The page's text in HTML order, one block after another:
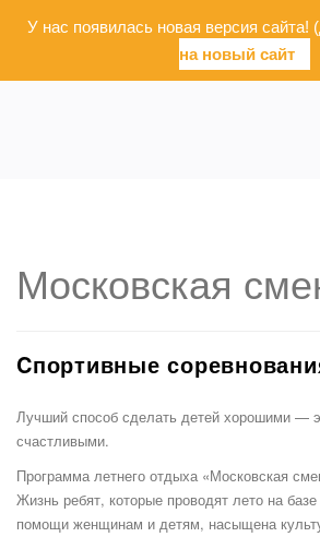
У нас появилась новая версия
на новый сайт
Московская
Cпортивные
Лучший способ сделать детей хорошими —
счастливыми.
Программа летнего отдыха «Московская
Жизнь ребят, которые проводят лето на базе
помощи женщинам и детям, насыщена